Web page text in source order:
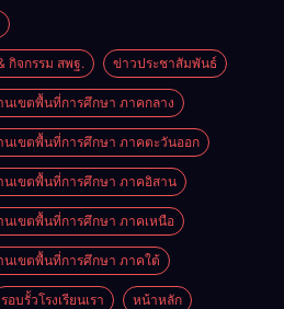
า
ปีงบประมาณ
พ.ศ. 2569
กิจกรรม สพฐ. ข่าวประชาสัมพันธ์
นเขตพื้นที่การศึกษา ภาคกลาง
นเขตพื้นที่การศึกษา ภาคตะวันออก
นเขตพื้นที่การศึกษา ภาคอิสาน
นเขตพื้นที่การศึกษา ภาคเหนือ
นเขตพื้นที่การศึกษา ภาคใต้
รอบรั้วโรงเรียนเรา หน้าหลัก